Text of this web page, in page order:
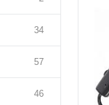
34
57
46